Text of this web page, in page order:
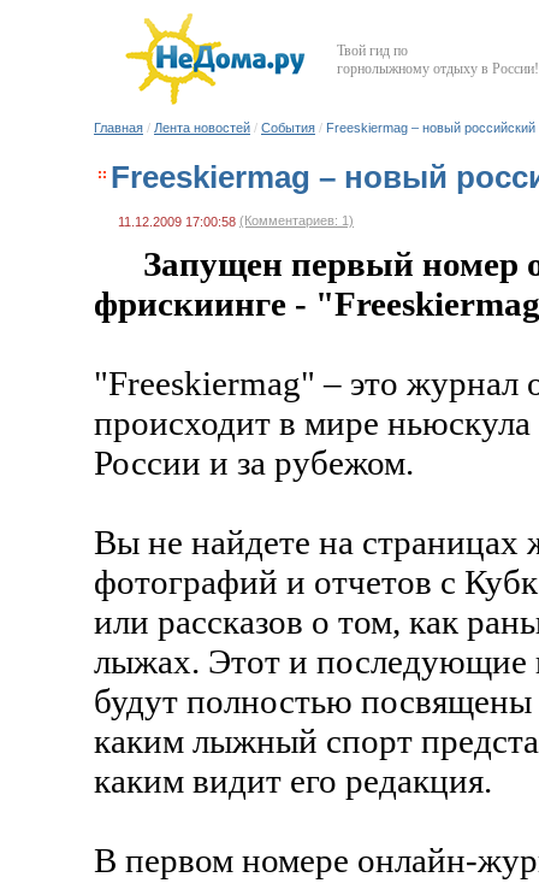
Твой гид по
горнолыжному отдыху в России!
Главная / Лента новостей / События / Freeskiermag – новый
Freeskiermag – новый
11.12.2009 17:00:58 (Комментариев: 1)
Запущен первый номер
фрискиинге -
"Freeskiermag" – это журнал
происходит в мире
России и за рубежом.
Вы не найдете на страницах
фотографий и отчетов с
или рассказов о том, как
лыжах. Этот и последующие
будут полностью
каким лыжный спорт
каким видит его редакция.
В первом номере онлайн-